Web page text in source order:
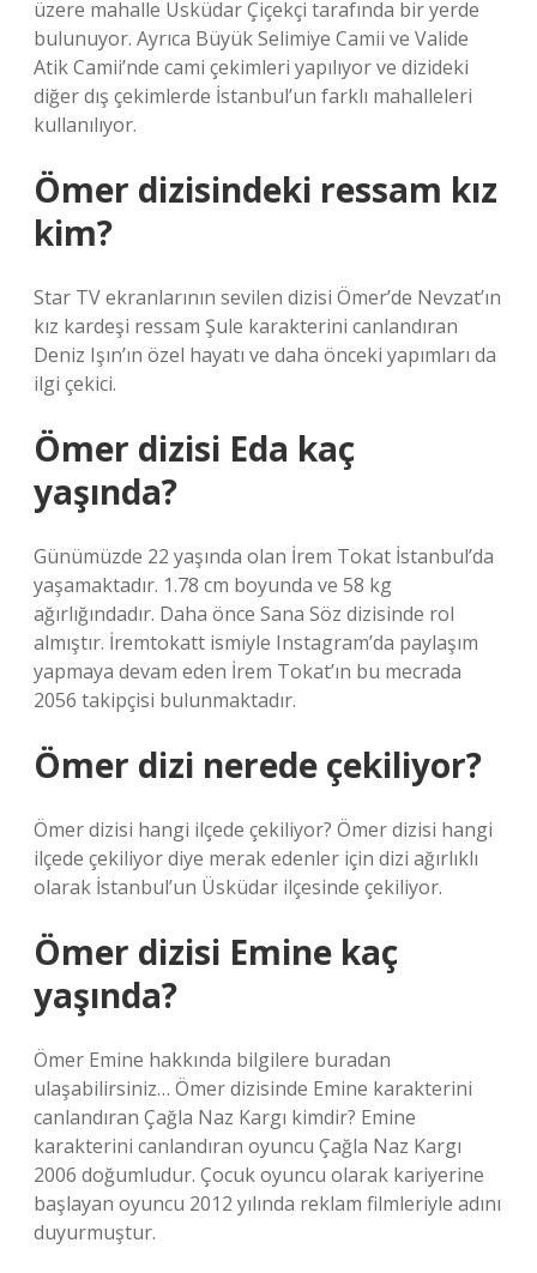
üzere mahalle Üsküdar Çiçekçi tarafında bir yerde
bulunuyor. Ayrıca Büyük Selimiye Camii ve Valide
Atik Camii’nde cami çekimleri yapılıyor ve dizideki
diğer dış çekimlerde İstanbul’un farklı mahalleleri
kullanılıyor.
Ömer dizisindeki ressam kız
kim?
Star TV ekranlarının sevilen dizisi Ömer’de Nevzat’ın
kız kardeşi ressam Şule karakterini canlandıran
Deniz Işın’ın özel hayatı ve daha önceki yapımları da
ilgi çekici.
Ömer dizisi Eda kaç
yaşında?
Günümüzde 22 yaşında olan İrem Tokat İstanbul’da
yaşamaktadır. 1.78 cm boyunda ve 58 kg
ağırlığındadır. Daha önce Sana Söz dizisinde rol
almıştır. İremtokatt ismiyle Instagram’da paylaşım
yapmaya devam eden İrem Tokat’ın bu mecrada
2056 takipçisi bulunmaktadır.
Ömer dizi nerede çekiliyor?
Ömer dizisi hangi ilçede çekiliyor? Ömer dizisi hangi
ilçede çekiliyor diye merak edenler için dizi ağırlıklı
olarak İstanbul’un Üsküdar ilçesinde çekiliyor.
Ömer dizisi Emine kaç
yaşında?
Ömer Emine hakkında bilgilere buradan
ulaşabilirsiniz… Ömer dizisinde Emine karakterini
canlandıran Çağla Naz Kargı kimdir? Emine
karakterini canlandıran oyuncu Çağla Naz Kargı
2006 doğumludur. Çocuk oyuncu olarak kariyerine
başlayan oyuncu 2012 yılında reklam filmleriyle adını
duyurmuştur.